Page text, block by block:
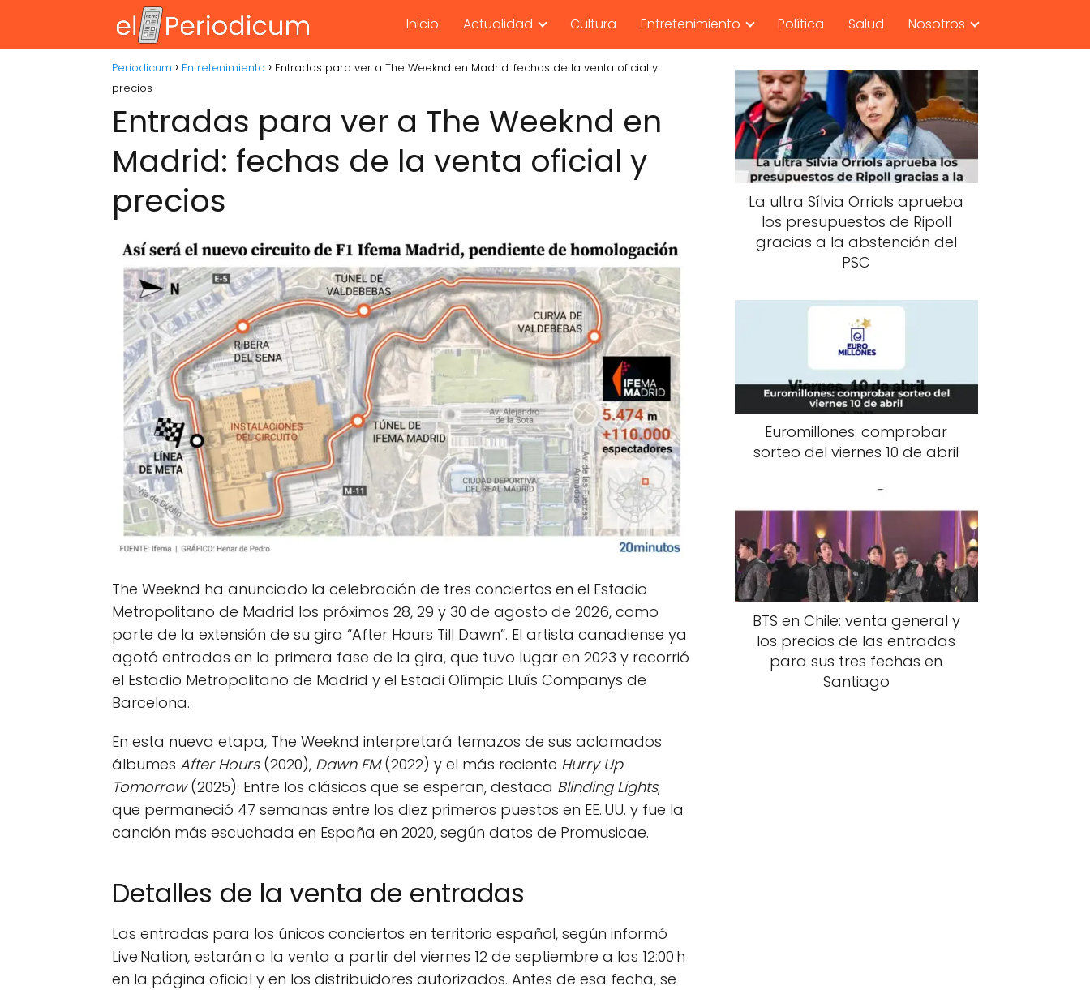
Inicio Actualidad Cultura Entretenimiento Política Salud Nosotros
Periodicum Entretenimiento
Entradas para ver a The Weeknd en Madrid: fechas de la venta oficial y
precios
Entradas para ver a The Weeknd en
Madrid: fechas de la venta oficial y
precios
The Weeknd ha anunciado la celebración de tres conciertos en el Estadio
Metropolitano de Madrid los próximos 28, 29 y 30 de agosto de 2026, como
parte de la extensión de su gira “After Hours Till Dawn”. El artista canadiense ya
agotó entradas en la primera fase de la gira, que tuvo lugar en 2023 y recorrió
el Estadio Metropolitano de Madrid y el Estadi Olímpic Lluís Companys de
Barcelona.
En esta nueva etapa, The Weeknd interpretará temazos de sus aclamados
álbumes After Hours(2020), Dawn FM(2022) y el más reciente Hurry Up
Tomorrow(2025). Entre los clásicos que se esperan, destaca Blinding Lights,
que permaneció 47 semanas entre los diez primeros puestos en EE. UU. y fue la
canción más escuchada en España en 2020, según datos de Promusicae.
Detalles de la venta de entradas
Las entradas para los únicos conciertos en territorio español, según informó
Live Nation, estarán a la venta a partir del viernes 12 de septiembre a las 12:00 h
en la página oficial y en los distribuidores autorizados. Antes de esa fecha, se
La ultra Sílvia Orriols aprueba
los presupuestos de Ripoll
gracias a la abstención del
PSC
Euromillones: comprobar
sorteo del viernes 10 de abril
BTS en Chile: venta general y
los precios de las entradas
para sus tres fechas en
Santiago